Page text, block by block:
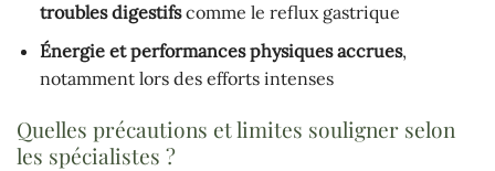
troubles digestifscomme le reflux gastrique
Énergie et performances physiques accrues,
notamment lors des efforts intenses
Quelles précautions et limites souligner selon
les spécialistes ?